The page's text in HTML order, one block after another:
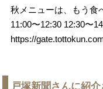
秋メニューは、もう食
11:00〜12:30 12:30〜
https://
戸塚新聞さんに紹